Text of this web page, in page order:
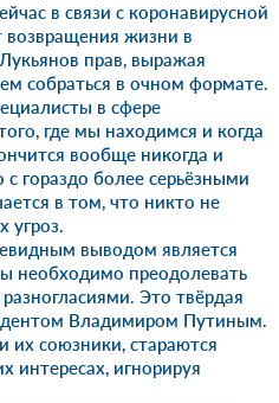
в связи с коронавирусной
жизни в
прав, выражая
собраться в очном формате.
в сфере
где мы находимся и когда
вообще никогда и
гораздо более серьёзными
в том, что никто не
угроз.
выводом является
необходимо преодолевать
Это твёрдая
Владимиром Путиным.
союзники, стараются
интересах, игнорируя